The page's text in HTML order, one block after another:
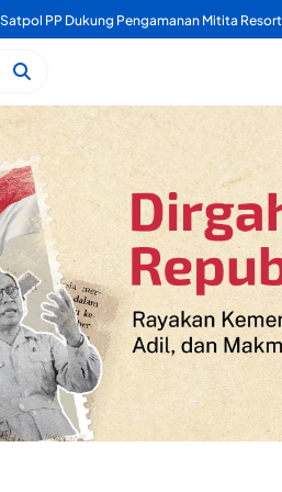
PP Dukung Pengamanan Mitita Resort